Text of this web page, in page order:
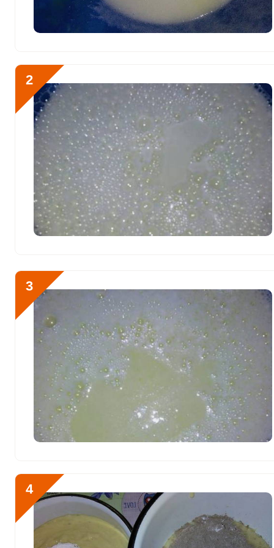
Витамин К 4 мкг
Калий
Кальций 270.1 мг
Кремний 18 мг
Магний 199.5 мг
Натрий 106.3 мг
Сера 428.6 мг
Фосфор 872.1 мг
Алюминий
Железо 14.7 мг
17.8 мкг
Кобальт 12.7 мкг
Литий
Марганец 3.9 мкг
Медь 1796.7 мкг
Рубидий
Селен
425.2 мкг
2
3
4
Начнем готовить кекс
-15 минут. В глубокой
пены.
Политикой конфиденциальности,
персональных данных